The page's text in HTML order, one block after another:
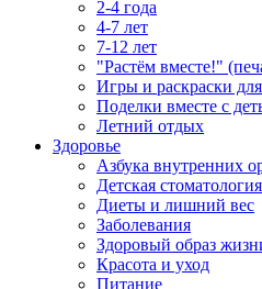
2-4 года
4-7 лет
7-12 лет
"Растём вместе!"
Игры и раскраски
Поделки вместе с
Летний отдых
Здоровье
Азбука внутренних
Детская стоматология
Диеты и лишний вес
Заболевания
Здоровый образ
Красота и уход
Питание